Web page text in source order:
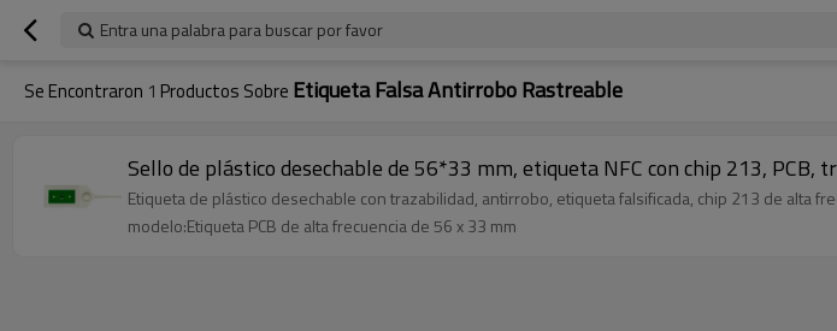
Entra una palabra para buscar por favor
Se Encontraron 1 Productos Sobre Etiqueta Falsa Antirrobo Rastreable
Sello de plástico desechable de 56*33 mm, etiqueta NFC con chip 213,
Etiqueta de plástico desechable con trazabilidad, antirrobo, etiqueta falsificada, chip 213 de alta
modelo:Etiqueta PCB de alta frecuencia de 56 x 33 mm